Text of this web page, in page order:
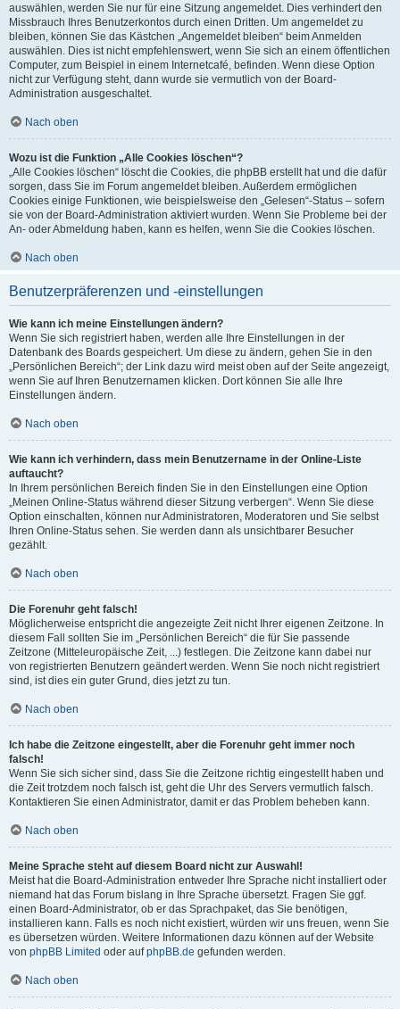
auswählen, werden Sie nur für eine Sitzung angemeldet. Dies verhindert den
Missbrauch Ihres Benutzerkontos durch einen Dritten. Um angemeldet zu
bleiben, können Sie das Kästchen „Angemeldet bleiben“ beim Anmelden
auswählen. Dies ist nicht empfehlenswert, wenn Sie sich an einem öffentlichen
Computer, zum Beispiel in einem Internetcafé, befinden. Wenn diese Option
nicht zur Verfügung steht, dann wurde sie vermutlich von der Board-
Administration ausgeschaltet.
Nach oben
Wozu ist die Funktion „Alle Cookies löschen“?
„Alle Cookies löschen“ löscht die Cookies, die phpBB erstellt hat und die dafür
sorgen, dass Sie im Forum angemeldet bleiben. Außerdem ermöglichen
Cookies einige Funktionen, wie beispielsweise den „Gelesen“-Status – sofern
sie von der Board-Administration aktiviert wurden. Wenn Sie Probleme bei der
An- oder Abmeldung haben, kann es helfen, wenn Sie die Cookies löschen.
Nach oben
Benutzerpräferenzen und -einstellungen
Wie kann ich meine Einstellungen ändern?
Wenn Sie sich registriert haben, werden alle Ihre Einstellungen in der
Datenbank des Boards gespeichert. Um diese zu ändern, gehen Sie in den
„Persönlichen Bereich“; der Link dazu wird meist oben auf der Seite angezeigt,
wenn Sie auf Ihren Benutzernamen klicken. Dort können Sie alle Ihre
Einstellungen ändern.
Nach oben
Wie kann ich verhindern, dass mein Benutzername in der Online-Liste
auftaucht?
In Ihrem persönlichen Bereich finden Sie in den Einstellungen eine Option
„Meinen Online-Status während dieser Sitzung verbergen“. Wenn Sie diese
Option einschalten, können nur Administratoren, Moderatoren und Sie selbst
Ihren Online-Status sehen. Sie werden dann als unsichtbarer Besucher
gezählt.
Nach oben
Die Forenuhr geht falsch!
Möglicherweise entspricht die angezeigte Zeit nicht Ihrer eigenen Zeitzone. In
diesem Fall sollten Sie im „Persönlichen Bereich“ die für Sie passende
Zeitzone (Mitteleuropäische Zeit, ...) festlegen. Die Zeitzone kann dabei nur
von registrierten Benutzern geändert werden. Wenn Sie noch nicht registriert
sind, ist dies ein guter Grund, dies jetzt zu tun.
Nach oben
Ich habe die Zeitzone eingestellt, aber die Forenuhr geht immer noch
falsch!
Wenn Sie sich sicher sind, dass Sie die Zeitzone richtig eingestellt haben und
die Zeit trotzdem noch falsch ist, geht die Uhr des Servers vermutlich falsch.
Kontaktieren Sie einen Administrator, damit er das Problem beheben kann.
Nach oben
Meine Sprache steht auf diesem Board nicht zur Auswahl!
Meist hat die Board-Administration entweder Ihre Sprache nicht installiert oder
niemand hat das Forum bislang in Ihre Sprache übersetzt. Fragen Sie ggf.
einen Board-Administrator, ob er das Sprachpaket, das Sie benötigen,
installieren kann. Falls es noch nicht existiert, würden wir uns freuen, wenn Sie
es übersetzen würden. Weitere Informationen dazu können auf der Website
von phpBB Limited oder aufphpBB.de gefunden werden.
Nach oben